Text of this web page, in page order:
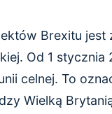
Brexitu
Od 1
celnej. To
Wielką